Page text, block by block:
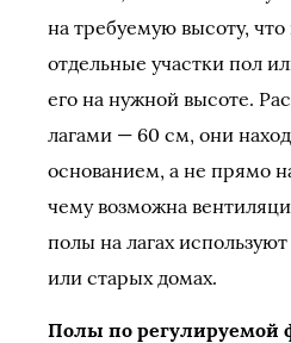
на требуемую высоту,
отдельные участки пол
его на нужной высоте.
лагами — 60 см, они
основанием, а не прямо
чему возможна
полы на лагах
или старых домах.
Полы по регулируемой